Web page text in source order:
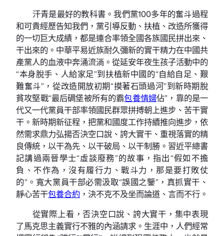
汗青是最好的教科書。我們黨100多年的奮斗過程
和可貴經歷告知我們，黨引導反動、扶植、改造所獲得
的一切巨大成績，都是連合率領全國各族國民拼出來、
干出來的。中華平易近族耐久彌新的實干精力在中國共
產黨人的血液中奔涌流淌。從延安年夜生孩子活動中的
“本身脫手、人給家足”到扶植新中國的“自給自足、艱
難奮斗”，從改造開放初期“摸著石頭過河”到新時期脫
貧攻堅戰“最后碉堡被所有的霸包養情婦佔”，靠的是一
代又一代黨員干部率領國民群眾拼搏朝上進步、苦干實
干。新時期新征程，把黨和國度工作持續推向進步，依
然需求鼎力弘揚否決空口說、誇大實干、重視落實的精
良傳統，以干為先、以干破局、以干制勝。習近平總書
記講過兩晉學士“虛談廢務”的故事，指出“假如不擔
負、不作為，沒有履行力、戰斗力，那是要打敗仗
的”。寬大黨員干部必需汲取“誤國之鑒”，真抓實干、
靜心苦干包養合約 ，決不克不及坐而論道、言而不行。
從實際上看，否決空口說、誇大實干，集中表現
了馬克思主義實行不雅的內涵請求。生涯中，人們經常